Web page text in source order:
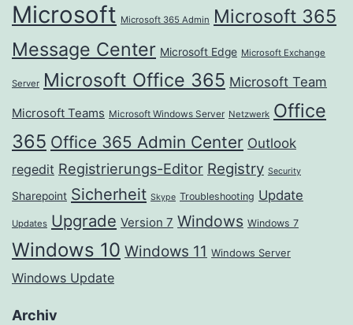
Microsoft Microsoft 365 Admin Microsoft 365
Message Center Microsoft Edge Microsoft Exchange
Server Microsoft Office 365 Microsoft Team
Microsoft Teams Microsoft Windows Server Netzwerk Office
365 Office 365 Admin Center Outlook
regedit Registrierungs-Editor Registry Security
Sharepoint Sicherheit Skype Troubleshooting Update
Updates Upgrade Version 7 Windows Windows 7
Windows 10 Windows 11 Windows Server
Windows Update
Archiv